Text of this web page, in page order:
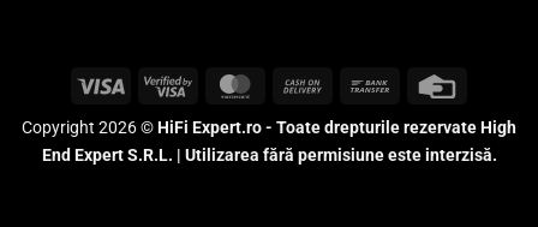
Visa
Visa
MasterCardCash
Delivery
Bank
Copyright 2026 ©HiFi Expert.ro - Toate drepturile rezervate High
End Expert S.R.L. | Utilizarea fără permisiune este interzisă.